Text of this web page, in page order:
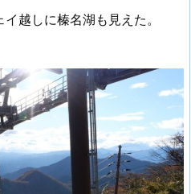
越しに榛名湖も見えた。